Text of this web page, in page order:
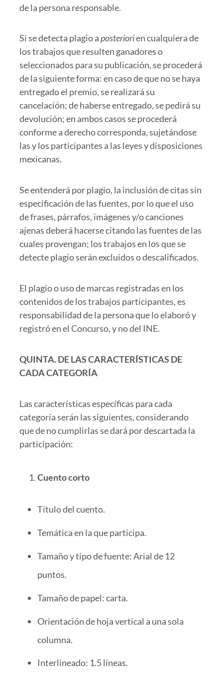
de la persona responsable.
Si se detecta plagio aposteriorien cualquiera de
los trabajos que resulten ganadores o
seleccionados para su publicación, se procederá
de la siguiente forma: en caso de que no se haya
entregado el premio, se realizará su
cancelación; de haberse entregado, se pedirá su
devolución; en ambos casos se procederá
conforme a derecho corresponda, sujetándose
las y los participantes a las leyes y disposiciones
mexicanas.
Se entenderá por plagio, la inclusión de citas sin
especificación de las fuentes, por lo que el uso
de frases, párrafos, imágenes y/o canciones
ajenas deberá hacerse citando las fuentes de las
cuales provengan; los trabajos en los que se
detecte plagio serán excluidos o descalificados.
El plagio o uso de marcas registradas en los
contenidos de los trabajos participantes, es
responsabilidad de la persona que lo elaboró y
registró en el Concurso, y no del INE.
QUINTA. DE LAS CARACTERÍSTICAS DE
CADA CATEGORÍA
Las características específicas para cada
categoría serán las siguientes, considerando
que de no cumplirlas se dará por descartada la
participación:
Cuento corto
Título del cuento.
Temática en la que participa.
Tamaño y tipo de fuente: Arial de 12
puntos.
Tamaño de papel: carta.
Orientación de hoja vertical a una sola
columna.
Interlineado: 1.5 líneas.